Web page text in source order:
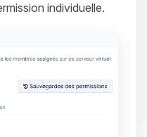
individuelle.